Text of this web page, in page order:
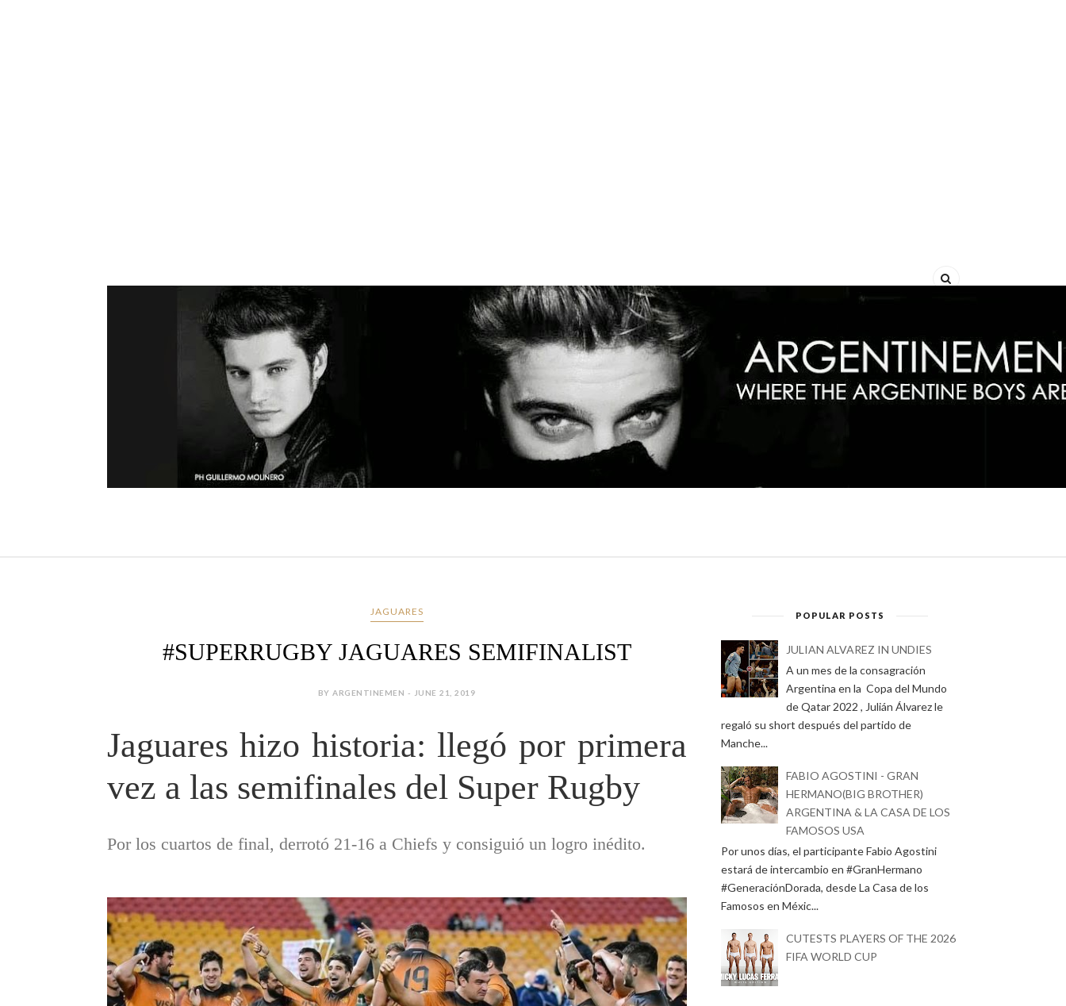
JAGUARES
#SUPERRUGBY JAGUARES SEMIFINALIST
BY ARGENTINEMEN - JUNE 21, 2019
Jaguares hizo historia: llegó por primera
vez a las semifinales del Super Rugby
Por los cuartos de final, derrotó 21-16 a Chiefs y consiguió un logro inédito.
POPULAR POSTS
JULIAN ALVAREZ IN UNDIES
A un mes de la consagración
Argentina en la Copa del Mundo
de Qatar 2022 , Julián Álvarez le
regaló su short después del partido de
Manche...
FABIO AGOSTINI - GRAN
HERMANO(BIG BROTHER)
ARGENTINA & LA CASA DE LOS
FAMOSOS USA
Por unos días, el participante Fabio Agostini
estará de intercambio en #GranHermano
#GeneraciónDorada, desde La Casa de los
Famosos en Méxic...
CUTESTS PLAYERS OF THE 2026
FIFA WORLD CUP